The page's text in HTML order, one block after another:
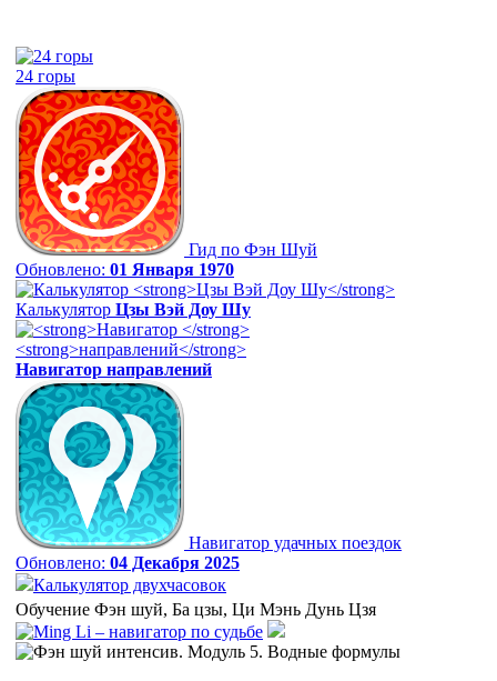
24 горы
Гид по Фэн Шуй
Обновлено: 01 Января 1970
Калькулятор Цзы Вэй Доу Шу
Навигатор направлений
Навигатор удачных поездок
Обновлено: 04 Декабря 2025
Калькулятор двухчасовок
Обучение Фэн шуй, Ба цзы, Ци Мэнь Дунь Цзя